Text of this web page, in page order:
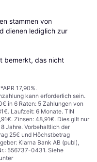
stammen von
dienen lediglich zur
bemerkt, das nicht
17,90%.
kann erforderlich sein.
in 6 Raten: 5 Zahlungen von
Laufzeit: 6 Monate. TIN
Zinsen: 48,91€. Dies gilt nur
Jahre. Vorbehaltlich der
25€ und Höchstbetrag
Klarna Bank AB (publ),
556737-0431. Siehe